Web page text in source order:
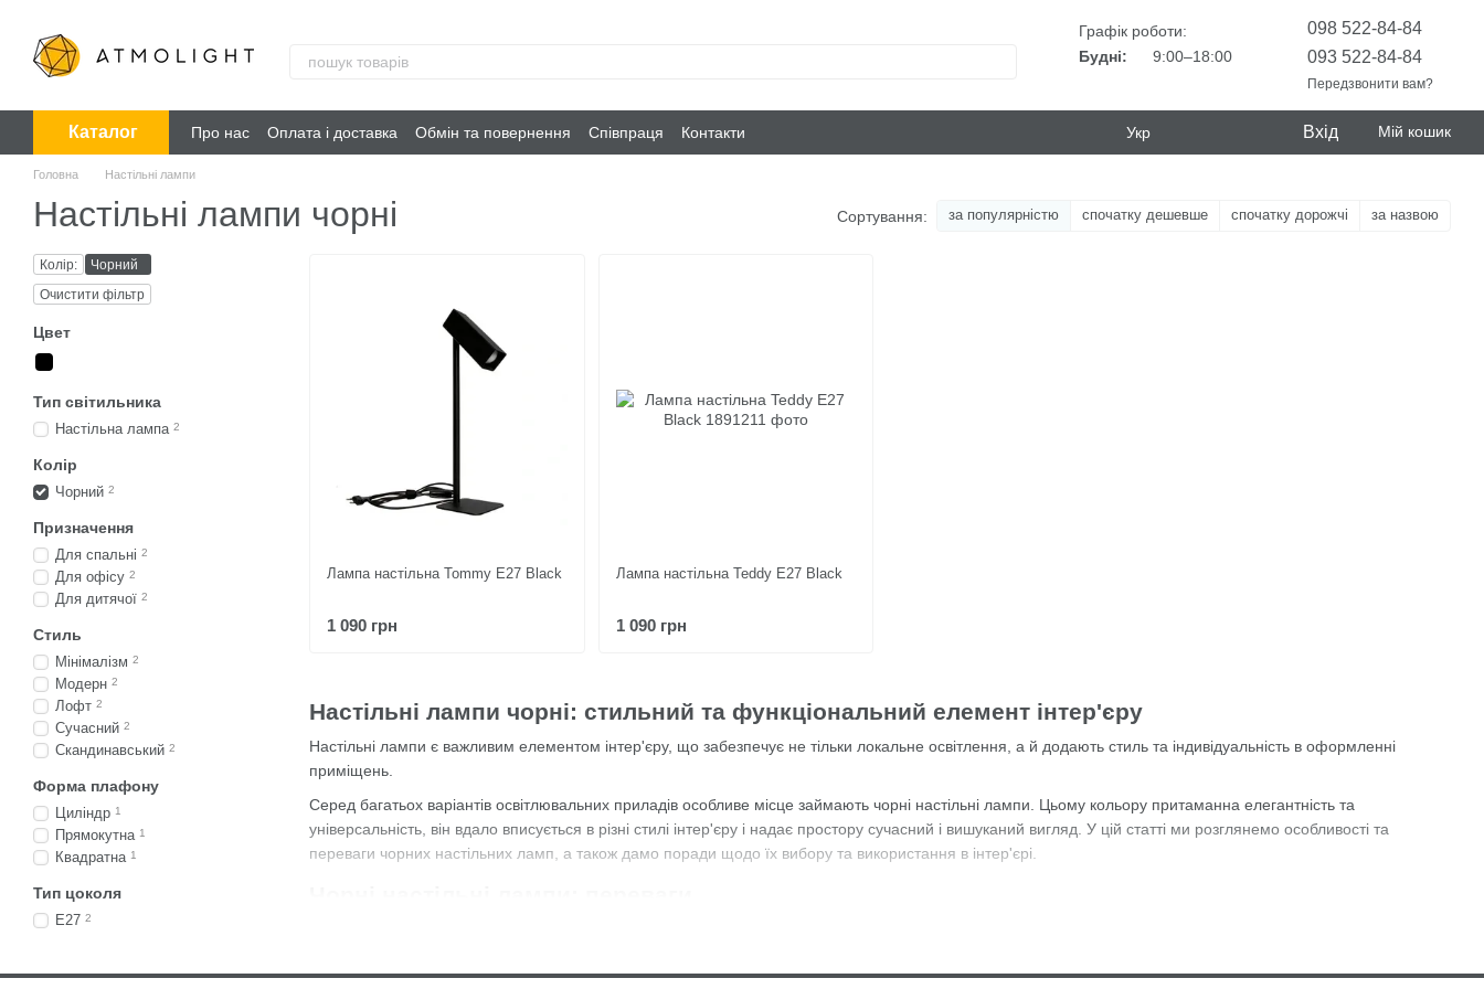
Графік роботи:
Будні:
9:00–18:00
098 522-84-84
093 522-84-84
Передзвонити вам?
Каталог Про нас Оплата і доставка Обмін та повернення Співпраця Контакти Укр Вхід Мій кошик
Головна Настільні лампи
Настільні лампи чорні Сортування: за популярністю спочатку дешевше спочатку дорожчі за назвою
Настільні лампи чорні: стильний та функціональний елемент інтер'єру
Настільні лампи є важливим елементом інтер'єру, що забезпечує не тільки локальне освітлення, а й додають стиль та індивідуальність в оформленні
приміщень.
Серед багатьох варіантів освітлювальних приладів особливе місце займають чорні настільні лампи. Цьому кольору притаманна елегантність та
універсальність, він вдало вписується в різні стилі інтер'єру і надає простору сучасний і вишуканий вигляд. У цій статті ми розглянемо особливості та
переваги чорних настільних ламп, а також дамо поради щодо їх вибору та використання в інтер'єрі.
Лампа настільна Tommy Е27 Black
1 090 грн
Лампа настільна Teddy Е27 Black
1 090 грн
Колір:
Чорний
Очистити фільтр
Цвет
Тип світильника
Настільна лампа 2
Колір
Чорний 2
Призначення
Для спальні 2
Для офісу 2
Для дитячої 2
Стиль
Мінімалізм 2
Модерн 2
Лофт 2
Сучасний 2
Скандинавський 2
Форма плафону
Циліндр 1
Прямокутна 1
Квадратна 1
Тип цоколя
E27 2